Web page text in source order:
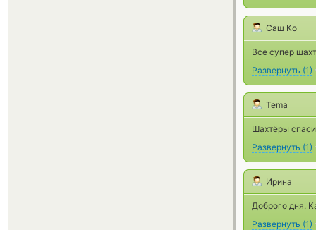
Саш Ко
Все супер
Развернуть (1)
Tema
Шахтёры
Развернуть (1)
Ирина
Доброго дня.
Развернуть (1)